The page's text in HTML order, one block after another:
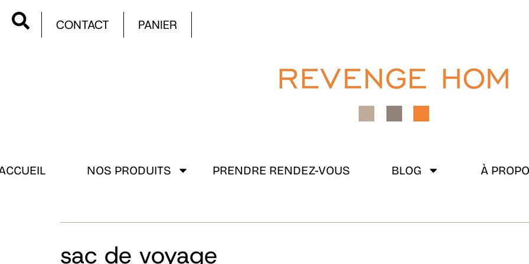
CONTACT PANIER
NOS PRODUITS PRENDRE RENDEZ-VOUS BLOG À
sac de voyage